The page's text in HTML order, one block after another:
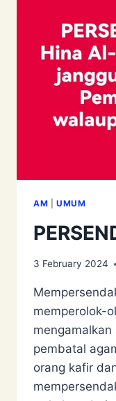
AM UMUM
3 February 2024
memperolok-
pembatal
orang kafir